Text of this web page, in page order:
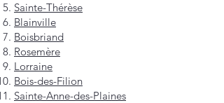
Sainte-Thérèse
Blainville
Boisbriand
Rosemère
Lorraine
Bois-des-Filion
Sainte-Anne-des-Plaines